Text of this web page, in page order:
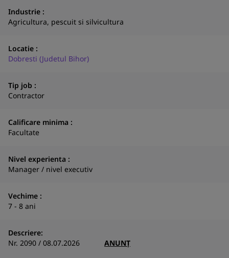
Industrie :
Agricultura, pescuit si silvicultura
Locatie :
Dobresti (Judetul Bihor)
Tip job :
Contractor
Calificare minima :
Facultate
Nivel experienta :
Manager / nivel executiv
Vechime :
7 - 8 ani
Descriere:
Nr. 2090 / 08.07.2026 ANUNȚ